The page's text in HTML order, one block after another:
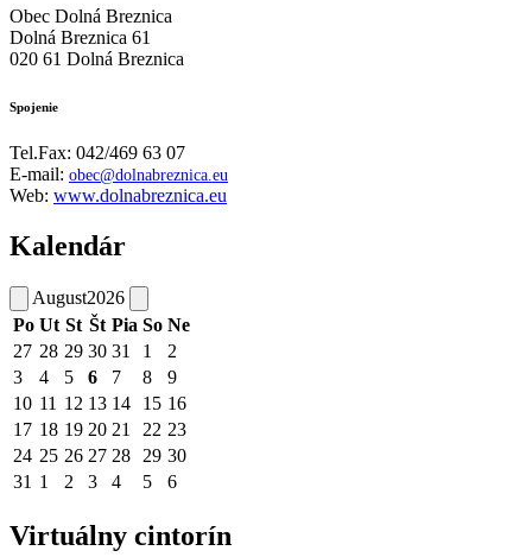
Obec Dolná Breznica
Dolná Breznica 61
020 61 Dolná Breznica
Spojenie
Tel.Fax: 042/469 63 07
E-mail: obec@dolnabreznica.eu
Web: www.dolnabreznica.eu
Kalendár
August2026
Po Ut St Št Pia So Ne
27 28 29 30 31 1
2
3
4 5 6 7 8
9
10 11 12 13 14 15 16
17 18 19 20 21 22 23
24 25 26 27 28 29 30
31 1 2 3 4 5 6
Virtuálny cintorín